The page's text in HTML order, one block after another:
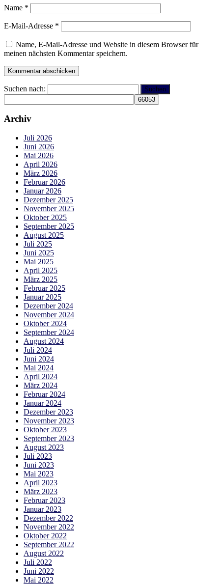
Name *
E-Mail-Adresse *
Name, E-Mail-Adresse und Website in diesem Browser für
meinen nächsten Kommentar speichern.
Suchen nach:
Archiv
Juli 2026
Juni 2026
Mai 2026
April 2026
März 2026
Februar 2026
Januar 2026
Dezember 2025
November 2025
Oktober 2025
September 2025
August 2025
Juli 2025
Juni 2025
Mai 2025
April 2025
März 2025
Februar 2025
Januar 2025
Dezember 2024
November 2024
Oktober 2024
September 2024
August 2024
Juli 2024
Juni 2024
Mai 2024
April 2024
März 2024
Februar 2024
Januar 2024
Dezember 2023
November 2023
Oktober 2023
September 2023
August 2023
Juli 2023
Juni 2023
Mai 2023
April 2023
März 2023
Februar 2023
Januar 2023
Dezember 2022
November 2022
Oktober 2022
September 2022
August 2022
Juli 2022
Juni 2022
Mai 2022